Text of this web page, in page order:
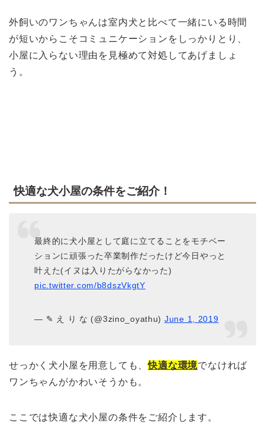
外飼いのワンちゃんは室内犬と比べて一緒にいる時間
が短いからこそコミュニケーションをしっかりとり、
小屋に入らない理由を見極めて対処してあげましょ
う。
快適な犬小屋の条件をご紹介！
最終的に犬小屋として庭に立てることをモチベー
ションに頑張った卒業制作だったけど今日やっと
叶えた(イヌは入りたがらなかった)
pic.twitter.com/b8dszVkgtY
— ✎ え り な (@3zino_oyathu) June 1, 2019
せっかく犬小屋を用意しても、快適な環境でなければ
ワンちゃんがかわいそうかも。
ここでは快適な犬小屋の条件をご紹介します。